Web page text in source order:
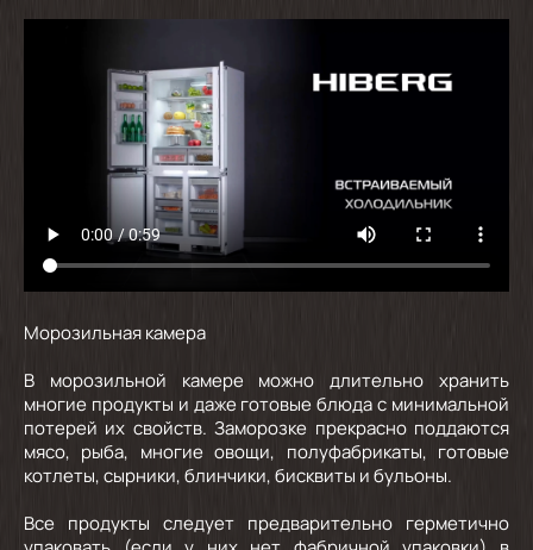
Морозильная камера
В морозильной камере можно длительно хранить
многие продукты и даже готовые блюда с минимальной
потерей их свойств. Заморозке прекрасно поддаются
мясо, рыба, многие овощи, полуфабрикаты, готовые
котлеты, сырники, блинчики, бисквиты и бульоны.
Все продукты следует предварительно герметично